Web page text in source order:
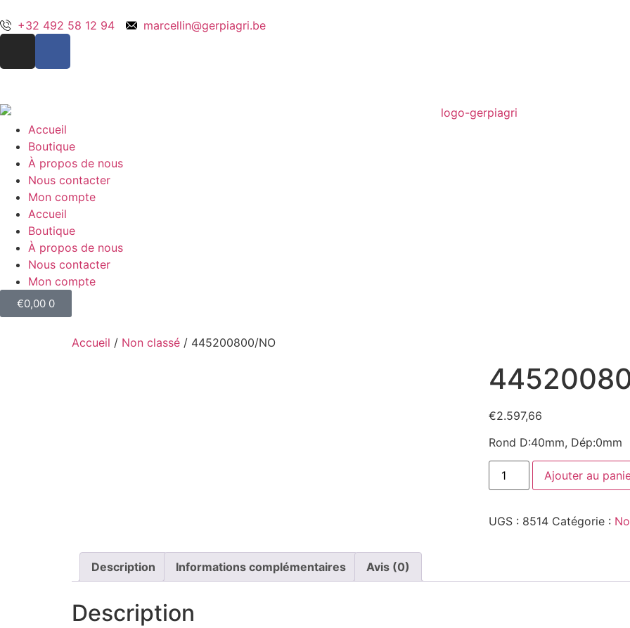
+32 492 58 12 94 marcellin@gerpiagri.be
Accueil
Boutique
À propos de nous
Nous contacter
Mon compte
Accueil
Boutique
À propos de nous
Nous contacter
Mon compte
€0,00 0
Accueil / Non classé / 445200800/NO
€2.597,66
Rond D:40mm, Dép:0mm
Ajouter au
UGS : 8514 Catégorie :
Description Informations complémentaires Avis (0)
Description